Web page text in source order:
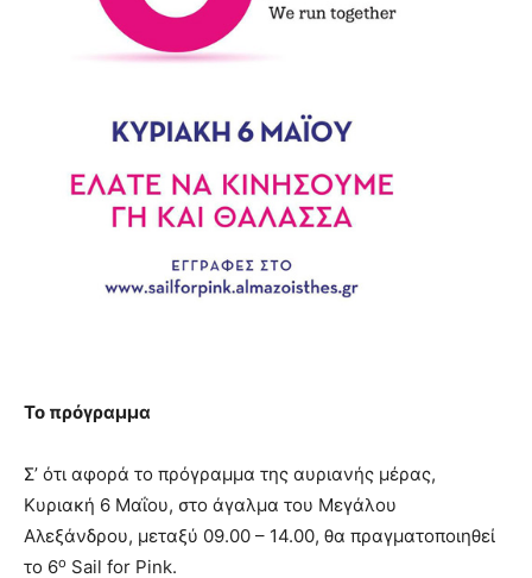
Το πρόγραμμα
Σ’ ότι αφορά το πρόγραμμα της αυριανής μέρας,
Κυριακή 6 Μαΐου, στο άγαλμα του Μεγάλου
Αλεξάνδρου, μεταξύ 09.00 – 14.00, θα πραγματοποιηθεί
το 6ο Sail for Pink.